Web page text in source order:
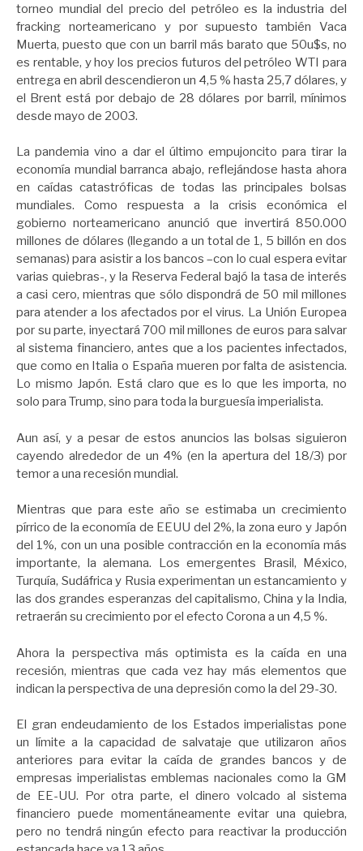
torneo mundial del precio del petróleo es la industria del
fracking norteamericano y por supuesto también Vaca
Muerta, puesto que con un barril más barato que 50u$s, no
es rentable, y hoy los precios futuros del petróleo WTI para
entrega en abril descendieron un 4,5 % hasta 25,7 dólares, y
el Brent está por debajo de 28 dólares por barril, mínimos
desde mayo de 2003.
La pandemia vino a dar el último empujoncito para tirar la
economía mundial barranca abajo, reflejándose hasta ahora
en caídas catastróficas de todas las principales bolsas
mundiales. Como respuesta a la crisis económica el
gobierno norteamericano anunció que invertirá 850.000
millones de dólares (llegando a un total de 1, 5 billón en dos
semanas) para asistir a los bancos –con lo cual espera evitar
varias quiebras-, y la Reserva Federal bajó la tasa de interés
a casi cero, mientras que sólo dispondrá de 50 mil millones
para atender a los afectados por el virus. La Unión Europea
por su parte, inyectará 700 mil millones de euros para salvar
al sistema financiero, antes que a los pacientes infectados,
que como en Italia o España mueren por falta de asistencia.
Lo mismo Japón. Está claro que es lo que les importa, no
solo para Trump, sino para toda la burguesía imperialista.
Aun así, y a pesar de estos anuncios las bolsas siguieron
cayendo alrededor de un 4% (en la apertura del 18/3) por
temor a una recesión mundial.
Mientras que para este año se estimaba un crecimiento
pírrico de la economía de EEUU del 2%, la zona euro y Japón
del 1%, con un una posible contracción en la economía más
importante, la alemana. Los emergentes Brasil, México,
Turquía, Sudáfrica y Rusia experimentan un estancamiento y
las dos grandes esperanzas del capitalismo, China y la India,
retraerán su crecimiento por el efecto Corona a un 4,5 %.
Ahora la perspectiva más optimista es la caída en una
recesión, mientras que cada vez hay más elementos que
indican la perspectiva de una depresión como la del 29-30.
El gran endeudamiento de los Estados imperialistas pone
un límite a la capacidad de salvataje que utilizaron años
anteriores para evitar la caída de grandes bancos y de
empresas imperialistas emblemas nacionales como la GM
de EE-UU. Por otra parte, el dinero volcado al sistema
financiero puede momentáneamente evitar una quiebra,
pero no tendrá ningún efecto para reactivar la producción